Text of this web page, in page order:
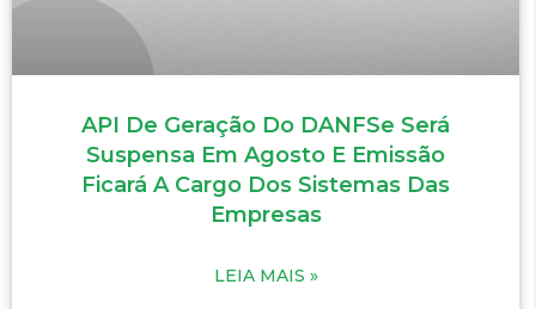
API De Geração Do DANFSe Será
Suspensa Em Agosto E Emissão
Ficará A Cargo Dos Sistemas Das
Empresas
LEIA MAIS »